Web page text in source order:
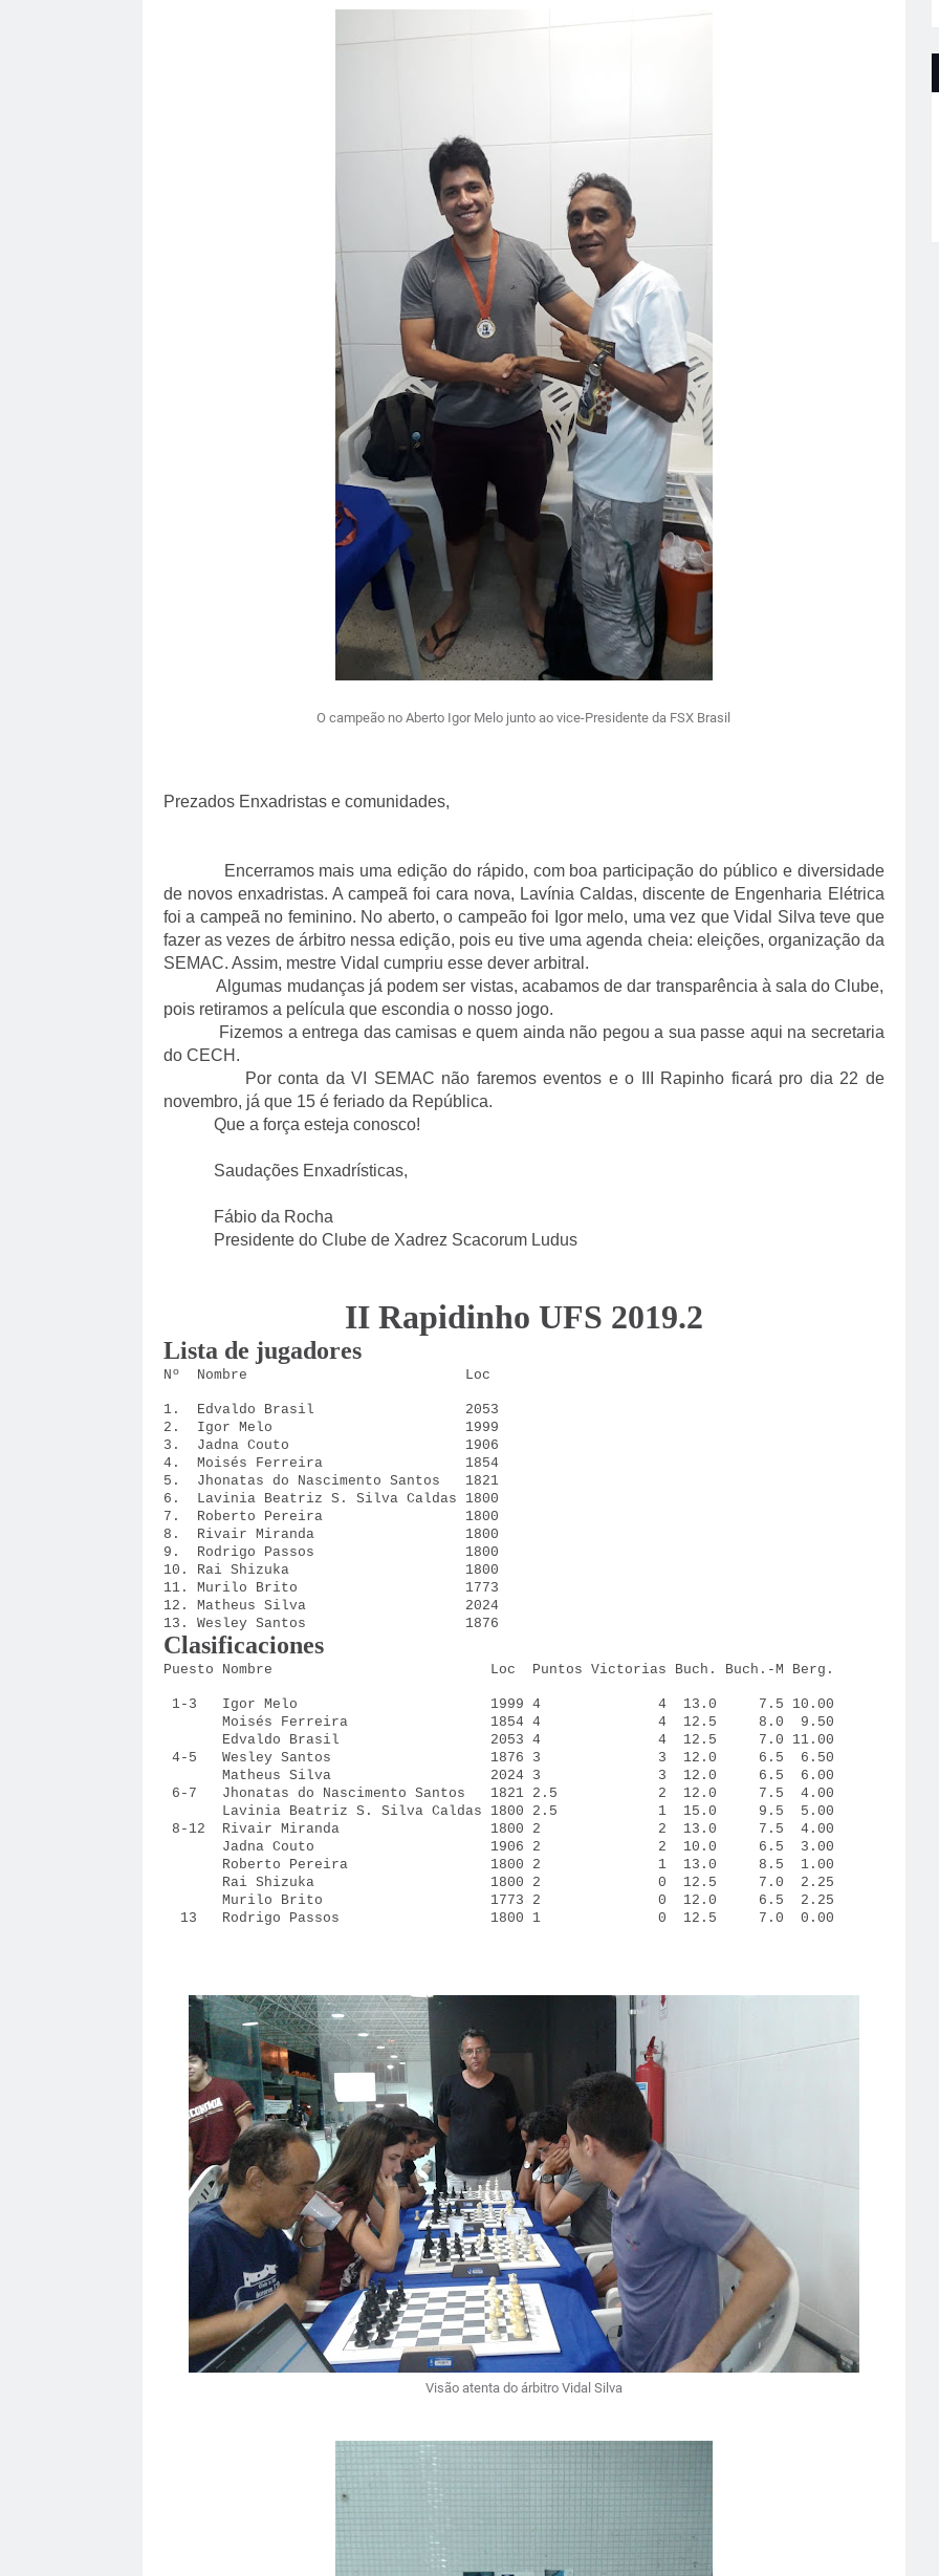
O campeão no Aberto Igor Melo junto ao vice-Presidente da FSX Brasil
Prezados Enxadristas e comunidades,
Encerramos mais uma edição do rápido, com boa participação do público e diversidade
de novos enxadristas. A campeã foi cara nova, Lavínia Caldas, discente de Engenharia Elétrica
foi a campeã no feminino. No aberto, o campeão foi Igor melo, uma vez que Vidal Silva teve que
fazer as vezes de árbitro nessa edição, pois eu tive uma agenda cheia: eleições, organização da
SEMAC. Assim, mestre Vidal cumpriu esse dever arbitral.
Algumas mudanças já podem ser vistas, acabamos de dar transparência à sala do Clube,
pois retiramos a película que escondia o nosso jogo.
Fizemos a entrega das camisas e quem ainda não pegou a sua passe aqui na secretaria
do CECH.
Por conta da VI SEMAC não faremos eventos e o III Rapinho ficará pro dia 22 de
novembro, já que 15 é feriado da República.
Que a força esteja conosco!
Saudações Enxadrísticas,
Fábio da Rocha
Presidente do Clube de Xadrez Scacorum Ludus
II Rapidinho UFS 2019.2
Lista de jugadores
Nº Nombre Loc
1. Edvaldo Brasil 2053
2. Igor Melo 1999
3. Jadna Couto 1906
4. Moisés Ferreira 1854
5. Jhonatas do Nascimento Santos 1821
6. Lavinia Beatriz S. Silva Caldas 1800
7. Roberto Pereira 1800
8. Rivair Miranda 1800
9. Rodrigo Passos 1800
10. Rai Shizuka 1800
11. Murilo Brito 1773
12. Matheus Silva 2024
13. Wesley Santos 1876
Clasificaciones
Puesto Nombre Loc Puntos Victorias Buch. Buch.-M Berg.
1-3 Igor Melo 1999 4 4 13.0 7.5 10.00
Moisés Ferreira 1854 4 4 12.5 8.0 9.50
Edvaldo Brasil 2053 4 4 12.5 7.0 11.00
4-5 Wesley Santos 1876 3 3 12.0 6.5 6.50
Matheus Silva 2024 3 3 12.0 6.5 6.00
6-7 Jhonatas do Nascimento Santos 1821 2.5 2 12.0 7.5 4.00
Lavinia Beatriz S. Silva Caldas 1800 2.5 1 15.0 9.5 5.00
8-12 Rivair Miranda 1800 2 2 13.0 7.5 4.00
Jadna Couto 1906 2 2 10.0 6.5 3.00
Roberto Pereira 1800 2 1 13.0 8.5 1.00
Rai Shizuka 1800 2 0 12.5 7.0 2.25
Murilo Brito 1773 2 0 12.0 6.5 2.25
13 Rodrigo Passos 1800 1 0 12.5 7.0 0.00
Visão atenta do árbitro Vidal Silva